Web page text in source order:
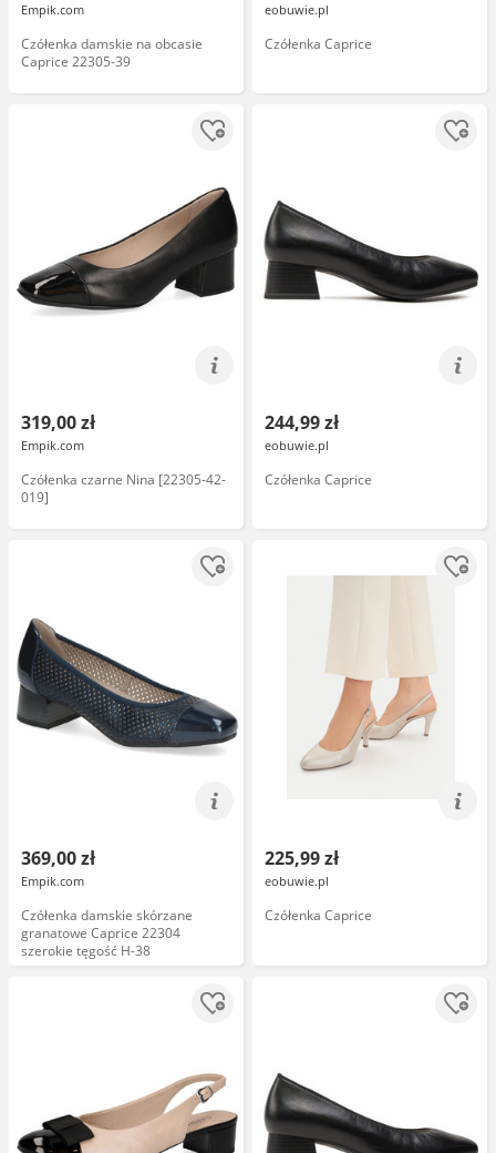
Empik.com
Czółenka damskie na obcasie
Caprice 22305-39
eobuwie.pl
Czółenka Caprice
319,00 zł
Empik.com
Czółenka czarne Nina [22305-42-
019]
244,99 zł
eobuwie.pl
Czółenka Caprice
369,00 zł
Empik.com
Czółenka damskie skórzane
granatowe Caprice 22304
szerokie tęgość H-38
225,99 zł
eobuwie.pl
Czółenka Caprice